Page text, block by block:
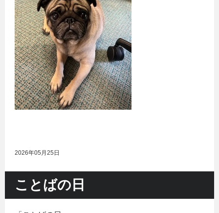
2026年05月25日
ことばの日